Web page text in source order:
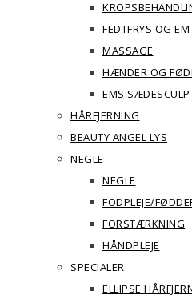
FEDTFRYS OG
MASSAGE
HÆNDER OG
EMS
HÅRFJERNING
BEAUTY ANGEL LYS
NEGLE
NEGLE
FODPLEJE/
FORSTÆRKNING
HÅNDPLEJE
SPECIALER
ELLIPSE